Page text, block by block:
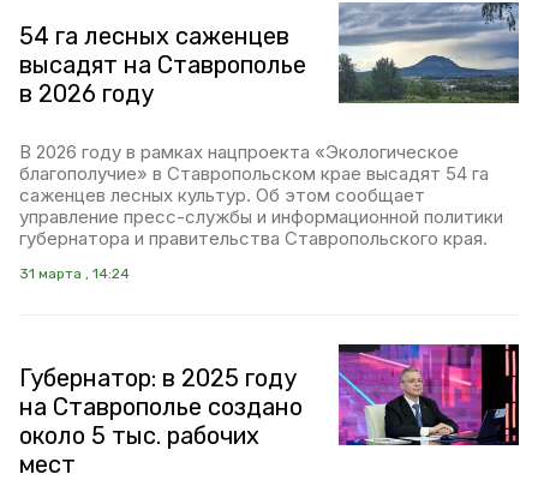
54 га лесных саженцев
высадят на Ставрополье
в 2026 году
В 2026 году в рамках нацпроекта «Экологическое
благополучие» в Ставропольском крае высадят 54 га
саженцев лесных культур. Об этом сообщает
управление пресс-службы и информационной политики
губернатора и правительства Ставропольского края.
31 марта , 14:24
Губернатор: в 2025 году
на Ставрополье создано
около 5 тыс. рабочих
мест